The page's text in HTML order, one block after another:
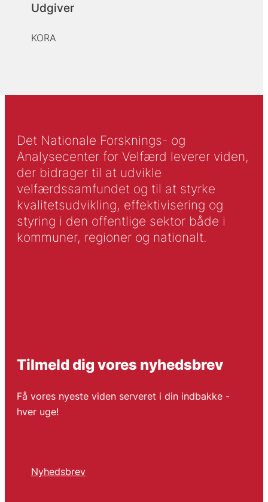
Udgiver
KORA
Det Nationale Forsknings- og
Analysecenter for Velfærd leverer viden,
der bidrager til at udvikle
velfærdssamfundet og til at styrke
kvalitetsudvikling, effektivisering og
styring i den offentlige sektor både i
kommuner, regioner og nationalt.
Tilmeld dig vores nyhedsbrev
Få vores nyeste viden serveret i din indbakke -
hver uge!
Nyhedsbrev